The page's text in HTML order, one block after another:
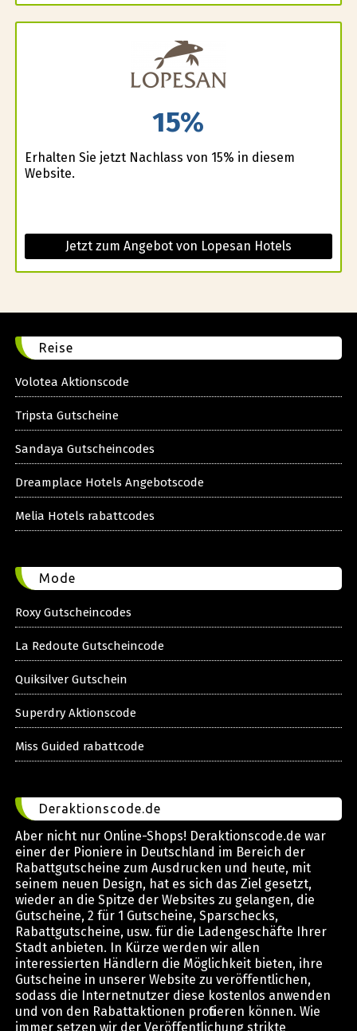
15%
Erhalten Sie jetzt Nachlass von 15% in diesem
Website.
Jetzt zum Angebot von Lopesan Hotels
Reise
Volotea Aktionscode
Tripsta Gutscheine
Sandaya Gutscheincodes
Dreamplace Hotels Angebotscode
Melia Hotels rabattcodes
Mode
Roxy Gutscheincodes
La Redoute Gutscheincode
Quiksilver Gutschein
Superdry Aktionscode
Miss Guided rabattcode
Deraktionscode.de
Aber nicht nur Online-Shops! Deraktionscode.de war
einer der Pioniere in Deutschland im Bereich der
Rabattgutscheine zum Ausdrucken und heute, mit
seinem neuen Design, hat es sich das Ziel gesetzt,
wieder an die Spitze der Websites zu gelangen, die
Gutscheine, 2 für 1 Gutscheine, Sparschecks,
Rabattgutscheine, usw. für die Ladengeschäfte Ihrer
Stadt anbieten. In Kürze werden wir allen
interessierten Händlern die Möglichkeit bieten, ihre
Gutscheine in unserer Website zu veröffentlichen,
sodass die Internetnutzer diese kostenlos anwenden
und von den Rabattaktionen profitieren können. Wie
immer setzen wir der Veröffentlichung strikte